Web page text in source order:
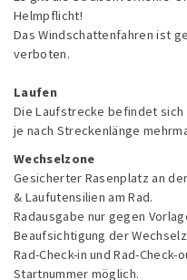
Helmpflicht!
Das Windschattenfahren ist
verboten.
Laufen
Die Laufstrecke befindet sich
je nach Streckenlänge
Wechselzone
Gesicherter Rasenplatz an
& Laufutensilien am Rad.
Radausgabe nur gegen
Beaufsichtigung der
Rad-Check-in und Rad-
Startnummer möglich.